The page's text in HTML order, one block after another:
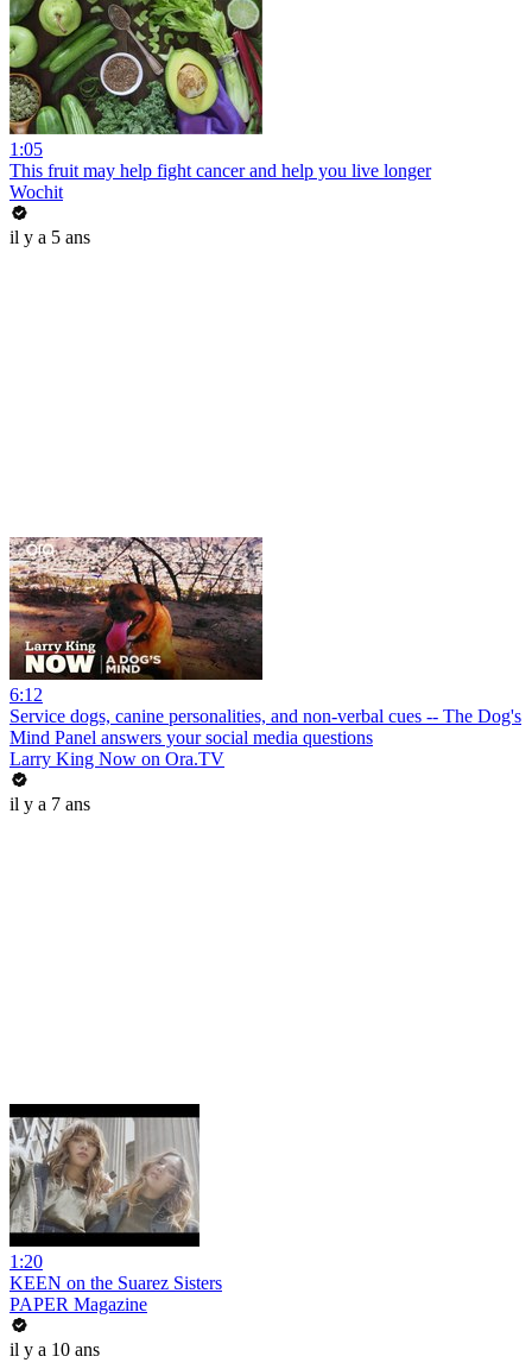
1:05
This fruit may help fight cancer and help you live longer
Wochit
il y a 5 ans
6:12
Service dogs, canine personalities, and non-verbal cues -- The Dog's
Mind Panel answers your social media questions
Larry King Now on Ora.TV
il y a 7 ans
1:20
KEEN on the Suarez Sisters
PAPER Magazine
il y a 10 ans